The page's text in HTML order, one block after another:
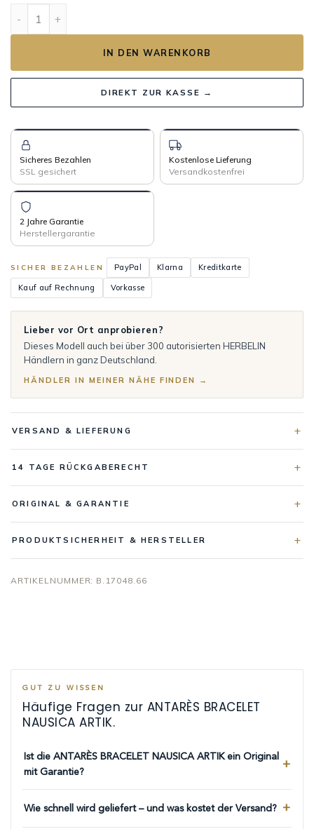
IN DEN WARENKORB
DIREKT ZUR KASSE →
Sicheres Bezahlen
SSL gesichert
Kostenlose Lieferung
Versandkostenfrei
2 Jahre Garantie
Herstellergarantie
SICHER BEZAHLEN PayPal Klarna Kreditkarte
Kauf auf Rechnung Vorkasse
Lieber vor Ort anprobieren?
Dieses Modell auch bei über 300 autorisierten HERBELIN
Händlern in ganz Deutschland.
HÄNDLER IN MEINER NÄHE FINDEN →
VERSAND & LIEFERUNG
14 TAGE RÜCKGABERECHT
ORIGINAL & GARANTIE
PRODUKTSICHERHEIT & HERSTELLER
ARTIKELNUMMER: B.17048.66
GUT ZU WISSEN
Häufige Fragen zur ANTARÈS BRACELET
NAUSICA ARTIK.
Ist die ANTARÈS BRACELET NAUSICA ARTIK ein Original
mit Garantie?
Wie schnell wird geliefert – und was kostet der Versand?